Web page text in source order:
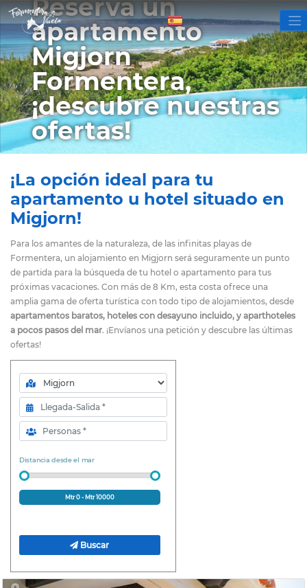
Reserva un
apartamento
Migjorn
Formentera,
¡descubre nuestras
ofertas!
¡La opción ideal para tu
apartamento u hotel situado en
Migjorn!
Para los amantes de la naturaleza, de las infinitas playas de
Formentera, un alojamiento en Migjorn será seguramente un punto
de partida para la búsqueda de tu hotel o apartamento para tus
próximas vacaciones. Con más de 8 Km, esta costa ofrece una
amplia gama de oferta turística con todo tipo de alojamientos, desde
apartamentos baratos, hoteles con desayuno incluido, y aparthoteles
a pocos pasos del mar. ¡Envíanos una petición y descubre las últimas
ofertas!
Zona
Llegada-Salida
Personas
Distancia desde el mar
Mtr0- Mtr10000
Buscar